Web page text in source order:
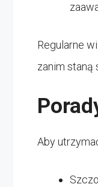
Regularne
zanim staną
Aby